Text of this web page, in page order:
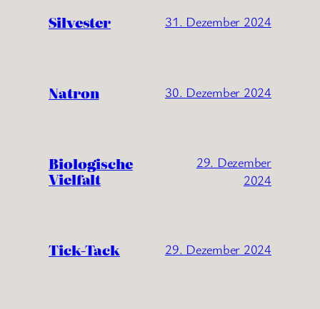
Silvester 31. Dezember 2024
Natron 30. Dezember 2024
Biologische
Vielfalt
29. Dezember
2024
Tick-Tack 29. Dezember 2024